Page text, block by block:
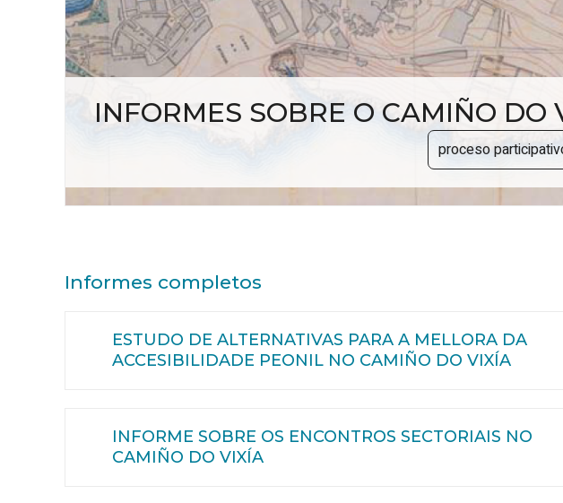
INFORMES SOBRE O CAMIÑO DO
proceso
Informes completos
ESTUDO DE ALTERNATIVAS PARA A MELLORA DA
ACCESIBILIDADE PEONIL NO CAMIÑO DO VIXÍA
INFORME SOBRE OS ENCONTROS SECTORIAIS NO
CAMIÑO DO VIXÍA